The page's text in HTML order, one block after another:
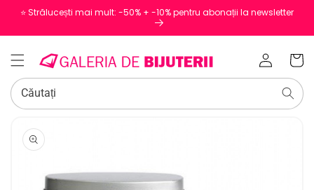
⭐️ Strălucești mai mult: -50% + -10% pentru abonații la newsletter
Conectați-
Coș
Căutați
SALT LA
DESPRE
PRODUS